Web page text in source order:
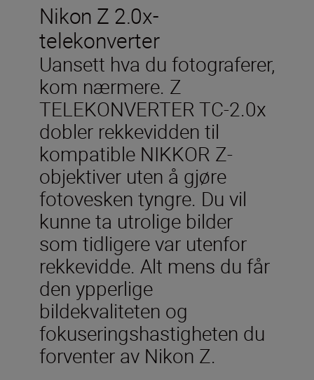
Nikon Z 2.0x-
telekonverter
Uansett hva du fotograferer,
kom nærmere. Z
TELEKONVERTER TC-2.0x
dobler rekkevidden til
kompatible NIKKOR Z-
objektiver uten å gjøre
fotovesken tyngre. Du vil
kunne ta utrolige bilder
som tidligere var utenfor
rekkevidde. Alt mens du får
den ypperlige
bildekvaliteten og
fokuseringshastigheten du
forventer av Nikon Z.